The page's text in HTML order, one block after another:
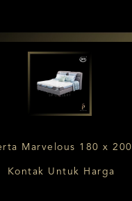
Marvelous 180 x 200
Kontak Untuk Harga